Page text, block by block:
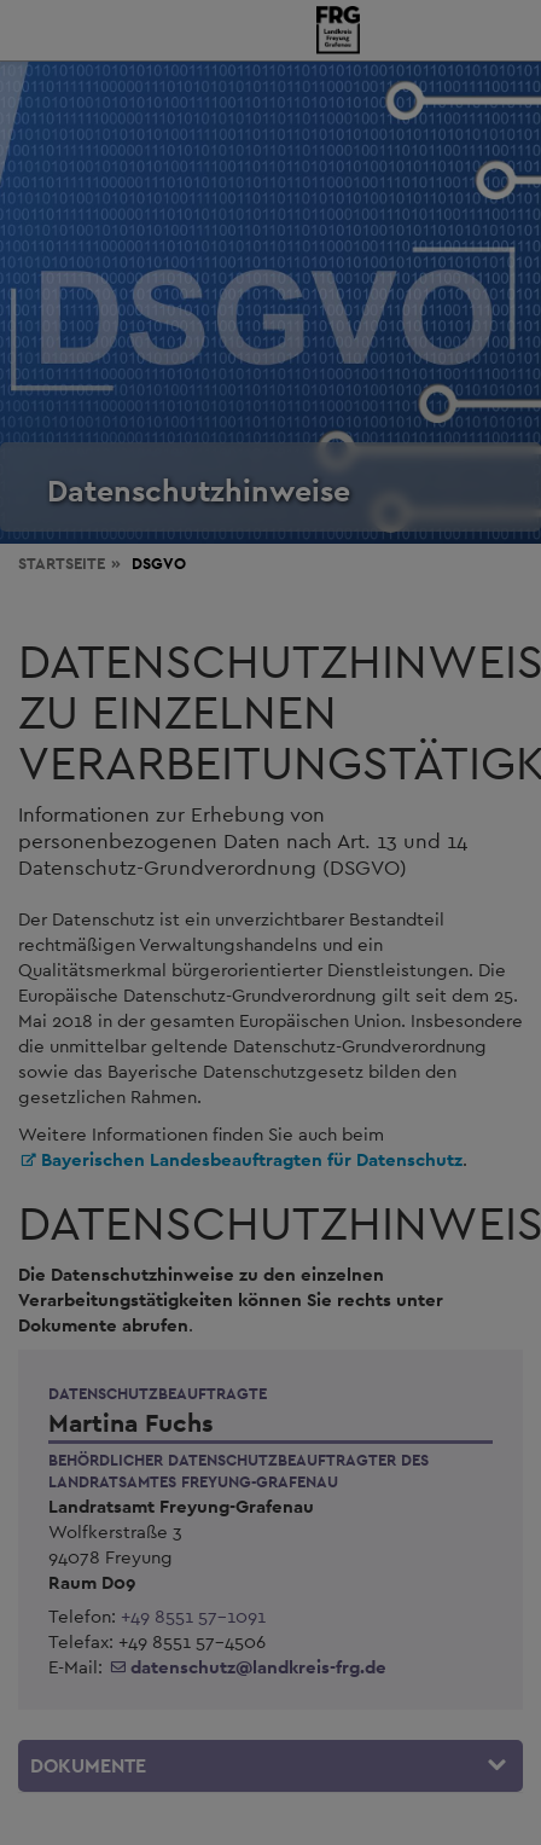
Datenschutzhinweise
STARTSEITE DSGVO
ZU EINZELNEN
Informationen zur Erhebung von
personenbezogenen Daten nach Art. 13 und 14
Datenschutz-Grundverordnung (DSGVO)
Der Datenschutz ist ein unverzichtbarer Bestandteil
rechtmäßigen Verwaltungshandelns und ein
Qualitätsmerkmal bürgerorientierter Dienstleistungen. Die
Europäische Datenschutz-Grundverordnung gilt seit dem 25.
Mai 2018 in der gesamten Europäischen Union. Insbesondere
die unmittelbar geltende Datenschutz-Grundverordnung
sowie das Bayerische Datenschutzgesetz bilden den
gesetzlichen Rahmen.
Weitere Informationen finden Sie auch beim
Bayerischen Landesbeauftragten für Datenschutz.
Die Datenschutzhinweise zu den einzelnen
Verarbeitungstätigkeiten können Sie rechts unter
Dokumente abrufen.
DATENSCHUTZBEAUFTRAGTE
Martina Fuchs
BEHÖRDLICHER DATENSCHUTZBEAUFTRAGTER DES
LANDRATSAMTES FREYUNG-GRAFENAU
Landratsamt Freyung-Grafenau
Wolfkerstraße 3
94078 Freyung
Raum D09
Telefon: +49 8551 57-1091
Telefax: +49 8551 57-4506
E-Mail:
datenschutz@landkreis-frg.de
DOKUMENTE